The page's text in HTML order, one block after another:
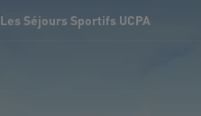
Les Séjours Sportifs UCPA